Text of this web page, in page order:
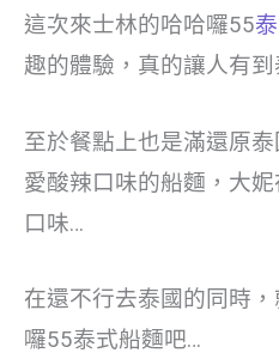
這次來士林的哈哈囉55
趣的體驗，真的讓人有到
至於餐點上也是滿還原
愛酸辣口味的船麵，大
口味…
在還不行去泰國的同時
囉55泰式船麵吧…